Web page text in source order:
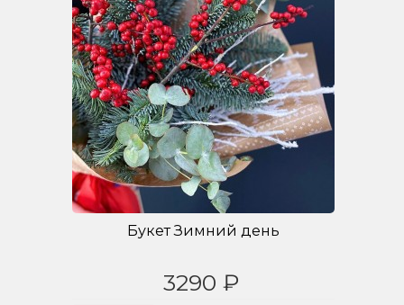
Букет Зимний день
3290 ₽